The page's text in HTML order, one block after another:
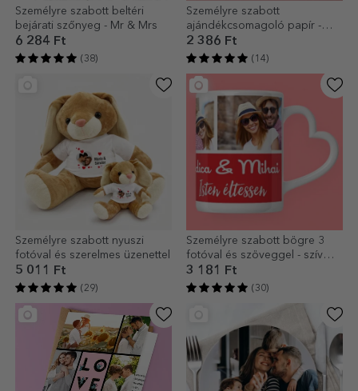
Személyre szabott beltéri
bejárati szőnyeg - Mr & Mrs
6 284 Ft
(38)
Személyre szabott
ajándékcsomagoló papír -
szív mintás
2 386 Ft
(14)
Személyre szabott nyuszi
fotóval és szerelmes üzenettel
5 011 Ft
(29)
Személyre szabott bögre 3
fotóval és szöveggel - szív
alakú fogantyúval
3 181 Ft
(30)